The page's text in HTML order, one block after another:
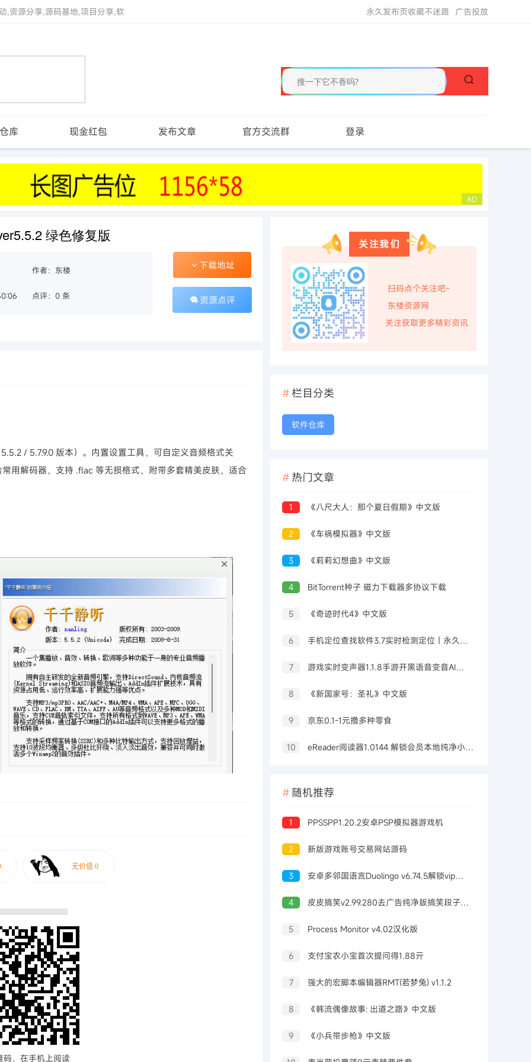
,资源分享,源码基地,项目分享,软 广告投放
永久发布页收藏不迷路
库 现金红包 发布文章 官方交流群 登录
绿色修复版
作者：东楼
点评：0 条
下载地址
资源点评
/ 5.7.9.0 版本）。内置设置工具，可自定义音频格式关
用解码器，支持 .flac 等无损格式，附带多套精美皮肤，适合
码，在手机上阅读
关注我们
扫码点个关注吧~
东楼资源网
关注获取更多精彩资讯
栏目分类
软件仓库
热门文章
1 《八尺大人：那个夏日假期》中文版
2 《车祸模拟器》中文版
3 《莉莉幻想曲》中文版
4 BitTorrent种子 磁力下载器多协议下载
5 《奇迹时代4》中文版
6 手机定位查找软件3.7实时检测定位｜永久可用
7 游戏实时变声器1.1.8手游开黑语音变音AI配高级版
8 《新国家号：圣礼》中文版
9 京东0.1-1元撸多种零食
10 eReader阅读器1.0144 解锁会员本地纯净小说阅读器
随机推荐
1 PPSSPP1.20.2安卓PSP模拟器游戏机
2 新版游戏账号交易网站源码
3 安卓多邻国语言Duolingo v6.74.5解锁vip付费版
4 皮皮搞笑v2.99.280去广告纯净版搞笑段子社区
5 Process Monitor v4.02汉化版
6 支付宝农小宝首次提问得1.88亓
7 强大的宏脚本编辑器RMT(若梦兔) v1.1.2
8 《韩流偶像故事: 出道之路》中文版
9 《小兵带步枪》中文版